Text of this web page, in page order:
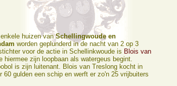
huizen vanSchellingwoude en
worden geplunderd in de nacht van 2 op 3
voor de actie in Schellinkwoude is Blois van
hiermee zijn loopbaan als watergeus begint.
is zijn luitenant. Blois van Treslong kocht in
60 gulden een schip en werft er zo'n 25 vrijbuiters